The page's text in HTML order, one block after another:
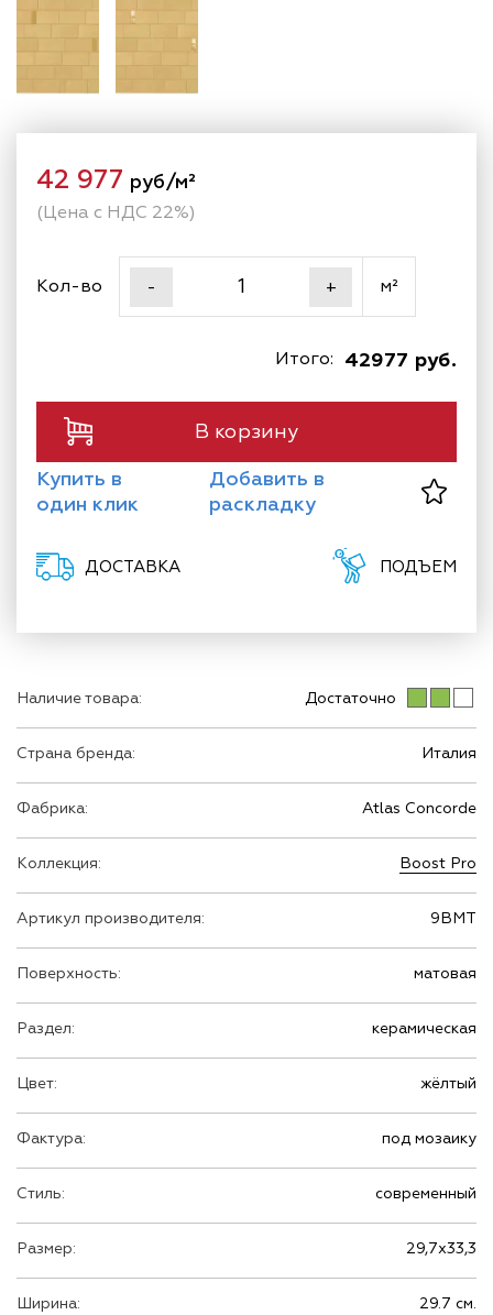
Наличие товара: Достаточно
Страна бренда: Италия
Фабрика: Atlas Concorde
Коллекция: Boost Pro
Артикул производителя: 9BMT
Поверхность: матовая
Раздел: керамическая
Цвет: жёлтый
Фактура: под мозаику
Стиль: современный
Размер: 29,7х33,3
Ширина: 29.7 см.
42 977 руб/м²
(Цена с НДС 22%)
Кол-во - + м²
42977 руб.
Итого:
В корзину
Купить в
один клик
Добавить в
раскладку
ДОСТАВКА ПОДЪЕМ